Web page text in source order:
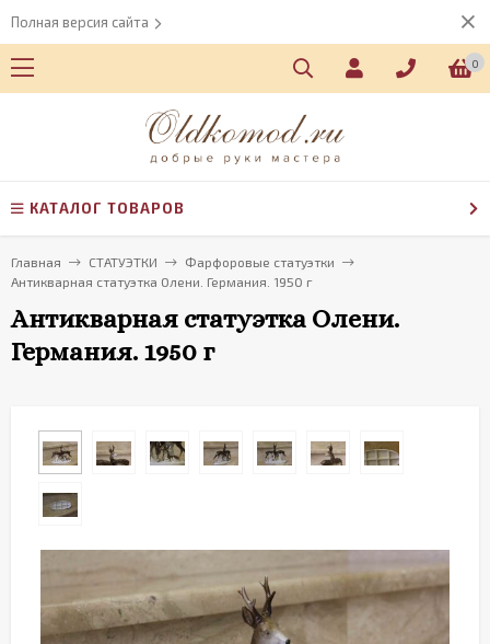
Полная версия сайта
0
КАТАЛОГ ТОВАРОВ
Главная СТАТУЭТКИ
Фарфоровые статуэтки
Антикварная статуэтка Олени. Германия. 1950 г
Антикварная статуэтка Олени.
Германия. 1950 г